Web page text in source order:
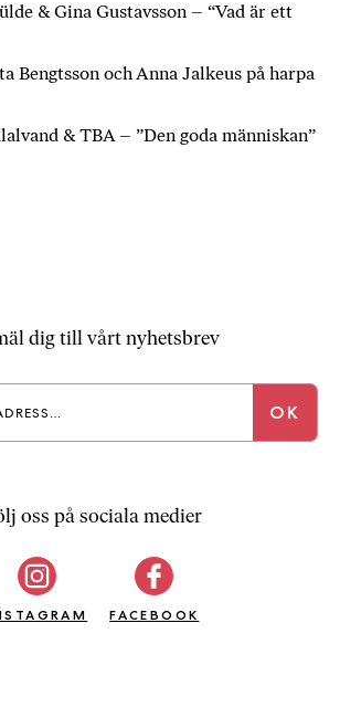
& Gina Gustavsson – “Vad är ett
Bengtsson och Anna Jalkeus på harpa
& TBA – ”Den goda människan”
dig till vårt nyhetsbrev
oss på sociala medier
FACEBOOK